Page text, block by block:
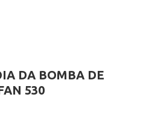
DA BOMBA DE
530